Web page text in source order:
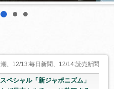
3
、12/13:毎日新聞、12/14:読売新聞
ペシャル「新ジャポニズム」